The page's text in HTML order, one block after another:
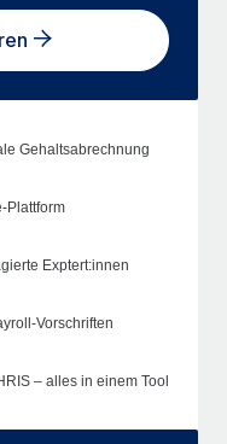
Gehaltsabrechnung
Plattform
Exptert:innen
Vorschriften
– alles in einem Tool